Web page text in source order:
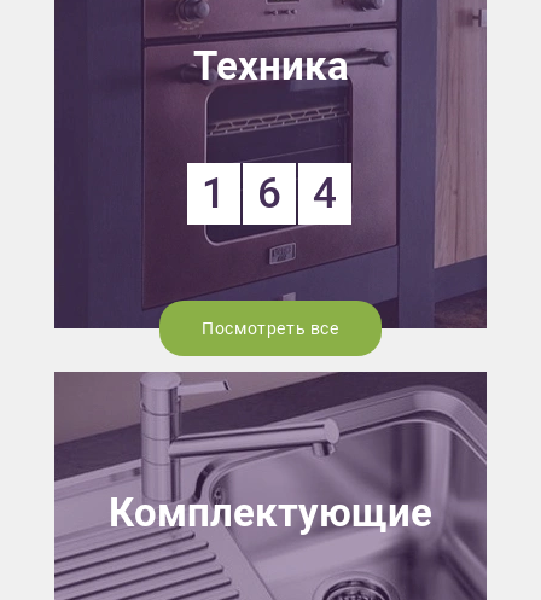
Техника
1 6 4
Посмотреть все
Комплектующие